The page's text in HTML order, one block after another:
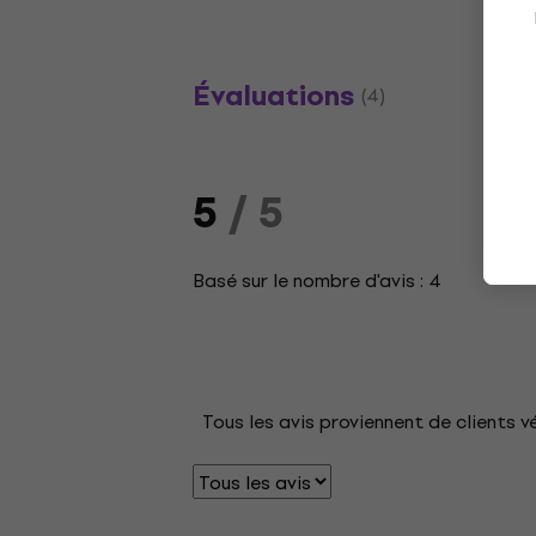
Évaluations (4)
5/ 5
Basé sur le nombre d'avis : 4
Tous les avis proviennent de clients